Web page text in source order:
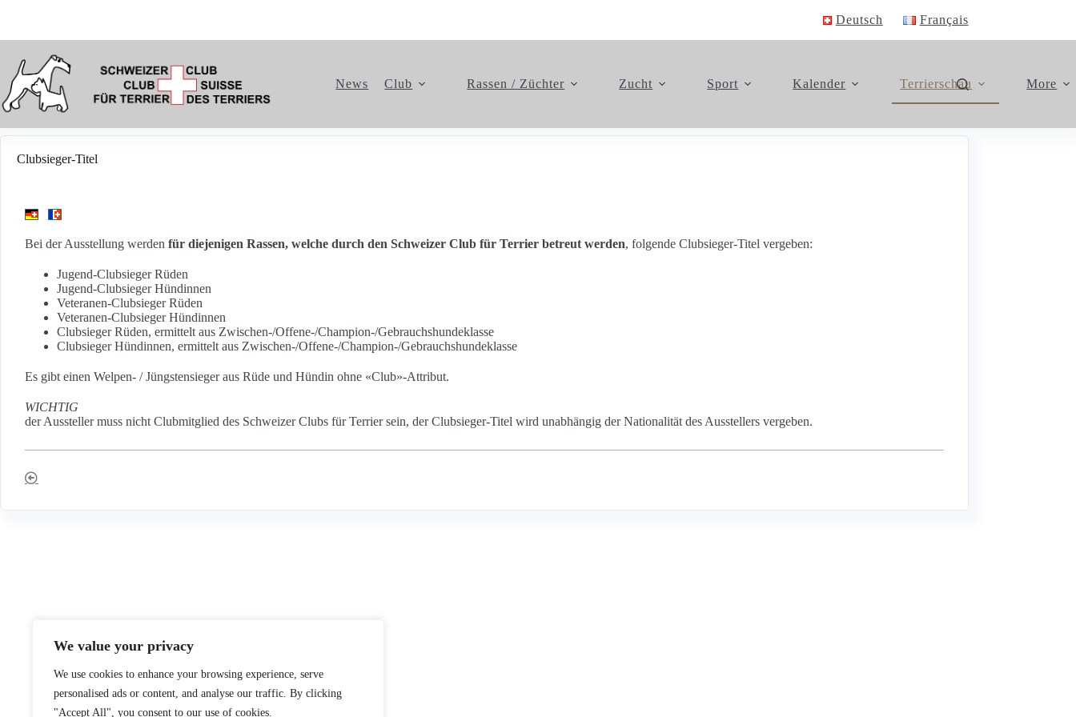
We value your privacy
We use cookies to enhance your browsing experience, serve
personalised ads or content, and analyse our traffic. By clicking
"Accept All", you consent to our use of cookies.
Deutsch Français
News Club Rassen / Züchter Zucht Sport Kalender Terrierschau More
Clubsieger-Titel
Bei der Ausstellung werden für diejenigen Rassen, welche durch den Schweizer Club für Terrier betreut werden, folgende Clubsieger-Titel vergeben:
Jugend-Clubsieger Rüden
Jugend-Clubsieger Hündinnen
Veteranen-Clubsieger Rüden
Veteranen-Clubsieger Hündinnen
Clubsieger Rüden, ermittelt aus Zwischen-/Offene-/Champion-/Gebrauchshundeklasse
Clubsieger Hündinnen, ermittelt aus Zwischen-/Offene-/Champion-/Gebrauchshundeklasse
Es gibt einen Welpen- / Jüngstensieger aus Rüde und Hündin ohne «Club»-Attribut.
WICHTIG
der Aussteller muss nicht Clubmitglied des Schweizer Clubs für Terrier sein, der Clubsieger-Titel wird unabhängig der Nationalität des Ausstellers vergeben.